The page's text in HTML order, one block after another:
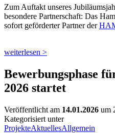
Zum Auftakt unseres
besondere Partnerschaft: Das
sofort geförderter Partner der
weiterlesen >
Bewerbungsphase
2026 startet
Veröffentlicht am 14.01.2026 um
Kategorisiert unter
ProjekteAktuellesAllgemein